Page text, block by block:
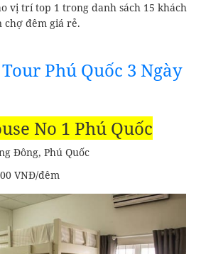
vị trí top 1 trong danh sách 15 khách
chợ đêm giá rẻ.
Phú Quốc 3 Ngày
No 1 Phú Quốc
Đông, Phú Quốc
VNĐ/đêm